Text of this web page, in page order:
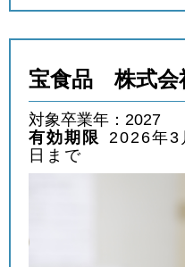
宝食品 株式会
対象卒業年：2027
有効期限 2026年3
日まで